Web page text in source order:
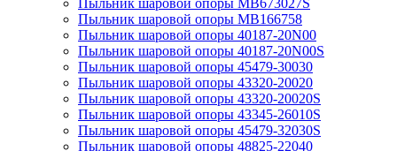
Пыльник шаровой опоры MB673027S
Пыльник шаровой опоры MB166758
Пыльник шаровой опоры 40187-20N00
Пыльник шаровой опоры 40187-20N00S
Пыльник шаровой опоры 45479-30030
Пыльник шаровой опоры 43320-20020
Пыльник шаровой опоры 43320-20020S
Пыльник шаровой опоры 43345-26010S
Пыльник шаровой опоры 45479-32030S
Пыльник шаровой опоры 48825-22040